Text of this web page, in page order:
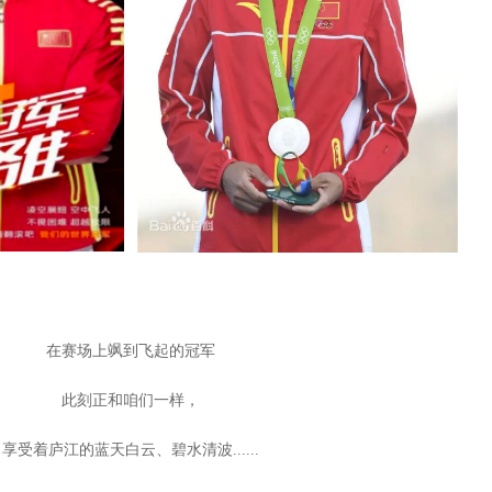
在赛场上飒到飞起的冠军
此刻正和咱们一样，
享受着庐江的蓝天白云、碧水清波......